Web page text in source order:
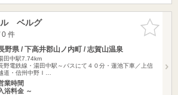
お気に入
りに追加
ベルグ
件
野県 / 下高井郡山ノ内町 / 志賀山温泉
田中駅7.74km
野電鉄線・湯田中駅～バスにて４０分・蓮池下車／上信
道・信州中野Ｉ…
業時間
浴料金 ～